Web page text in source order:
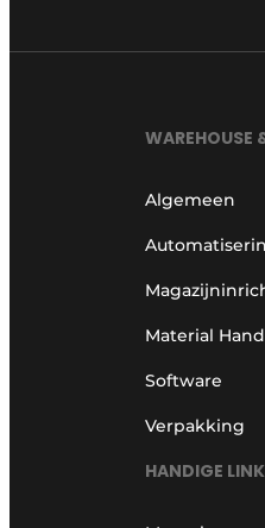
WAREHOUSE
Algemeen
Material
Software
Verpakking
HANDIGE